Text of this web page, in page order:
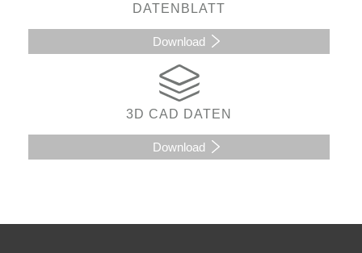
DATENBLATT
Download
3D CAD DATEN
Download